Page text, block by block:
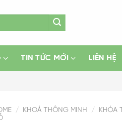
TIN TỨC MỚI LIÊN HỆ
/ KHOÁ THÔNG MINH /
KHÓA